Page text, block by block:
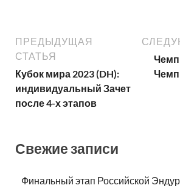
ПРЕДЫДУЩАЯ
СТАТЬЯ
Кубок мира 2023 (DH):
индивидуальный Зачет
после 4-х этапов
Свежие записи
Финальный этап Российской